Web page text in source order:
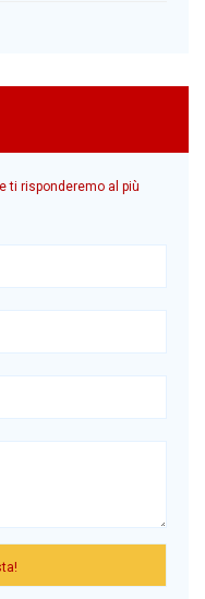
ti risponderemo al più